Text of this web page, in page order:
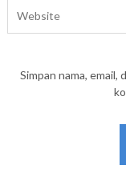
Simpan nama,